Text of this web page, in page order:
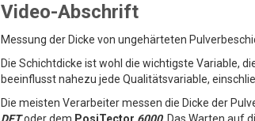
Video-Abschrift
Messung der Dicke von ungehärteten
Die Schichtdicke ist wohl die wichtigste Variable,
beeinflusst nahezu jede Qualitätsvariable,
Die meisten Verarbeiter messen die Dicke der